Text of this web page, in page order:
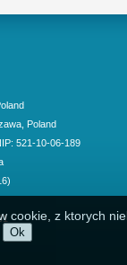
Poland
521-10-06-189
cookie, z ktorych